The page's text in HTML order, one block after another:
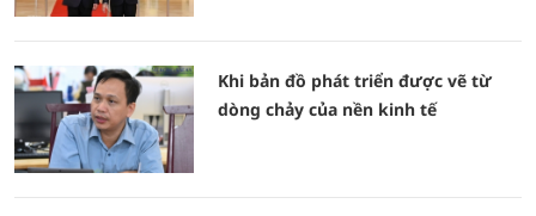
Khi bản đồ phát triển được vẽ từ
dòng chảy của nền kinh tế